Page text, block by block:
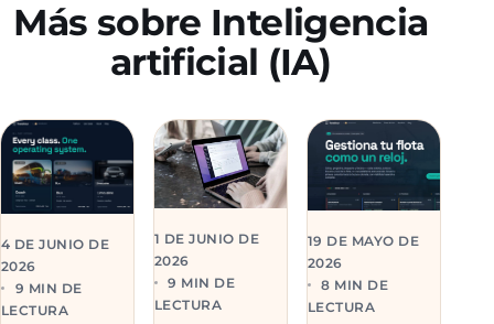
Más sobre Inteligencia
artificial (IA)
4 DE JUNIO DE
2026
9 MIN DE
LECTURA
1 DE JUNIO DE
2026
9 MIN DE
LECTURA
19 DE MAYO DE
2026
8 MIN DE
LECTURA